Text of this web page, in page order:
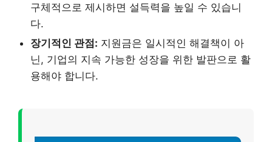
구체적으로 제시하면 설득력을 높일 수 있습니
다.
장기적인 관점: 지원금은 일시적인 해결책이 아
닌, 기업의 지속 가능한 성장을 위한 발판으로 활
용해야 합니다.